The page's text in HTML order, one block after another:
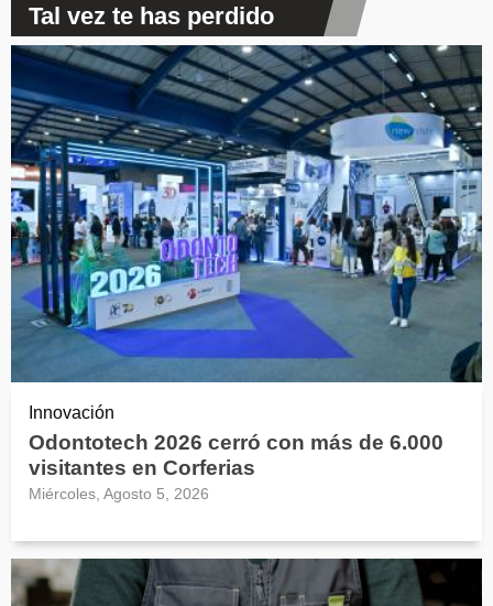
Tal vez te has perdido
Innovación
Odontotech 2026 cerró con más de 6.000
visitantes en Corferias
Miércoles, Agosto 5, 2026